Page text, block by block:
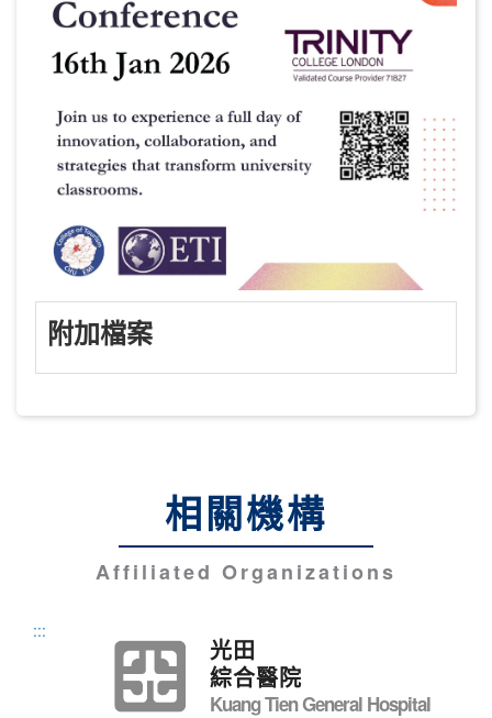
附加檔案
相關機構
Affiliated Organizations
:::
光田
綜合醫院
Kuang Tien General Hospital